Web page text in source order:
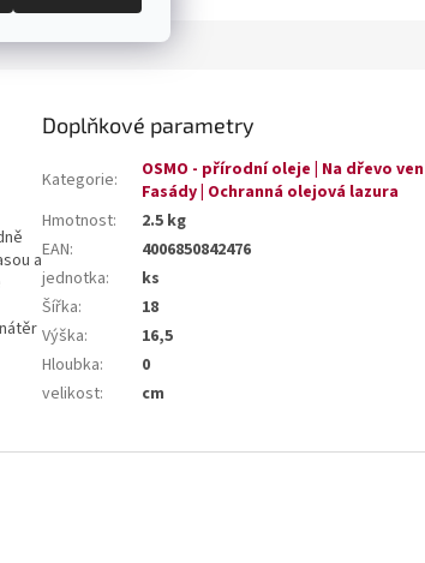
a
Doplňkové parametry
Kategorie:
OSMO - přírodní oleje | Na dřevo ven |
Fasády | Ochranná olejová lazura
Hmotnost:
2.5 kg
EAN:
4006850842476
jednotka:
ks
Šířka:
18
Výška:
16,5
Hloubka:
0
velikost: cm